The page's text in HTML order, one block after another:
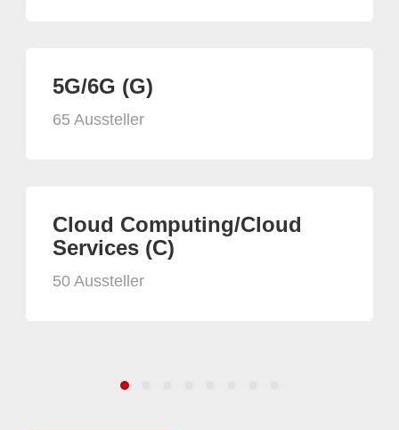
5G/6G (G)
65 Aussteller
Cloud Computing/Cloud
Services (C)
50 Aussteller